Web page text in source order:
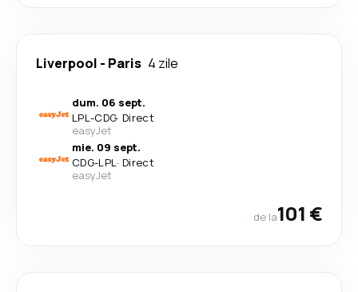
Liverpool - Paris 4 zile
dum. 06 sept.
LPL-CDG· Direct
easyJet
mie. 09 sept.
CDG-LPL· Direct
easyJet
de la101 €